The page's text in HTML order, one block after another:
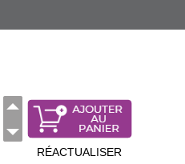
RÉACTUALISER